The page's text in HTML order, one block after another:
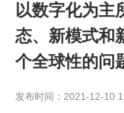
以数字化为主
态、新模式和
个全球性的问
发布时间：2021-12-10